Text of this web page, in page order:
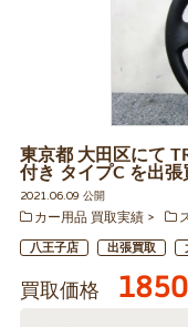
東京都 大田区にて
付き タイプC を出張
2021.06.09 公開
カー用品 買取実績
八王子店 出張買取
買取価格